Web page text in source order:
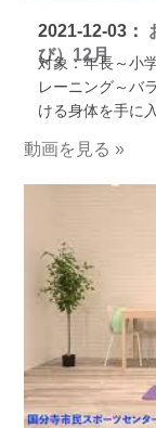
2021-12-03：
び）12月
対象：年長～小
レーニング～バ
ける身体を手に
動画を見る »